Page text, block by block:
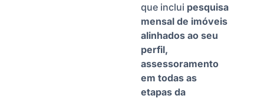
que inclui pesquisa
mensal de imóveis
alinhados ao seu
perfil,
assessoramento
em todas as
etapas da